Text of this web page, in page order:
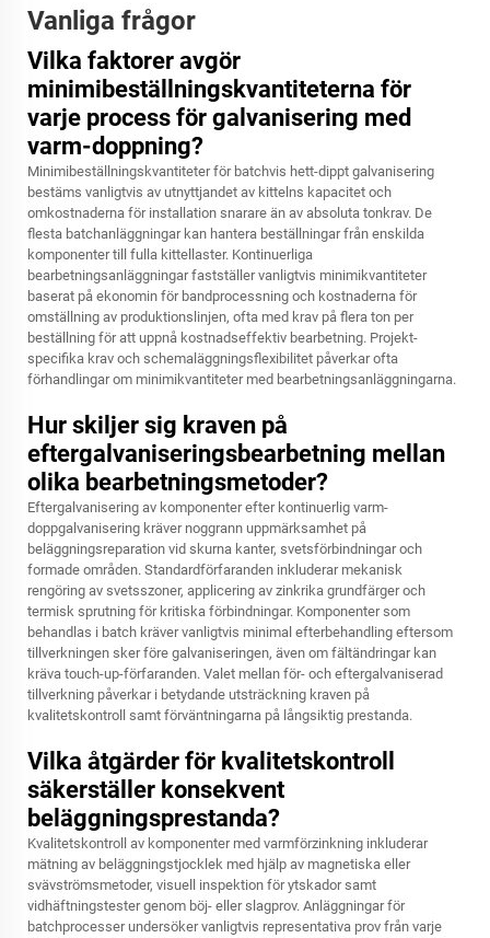
Vanliga frågor
Vilka faktorer avgör
minimibeställningskvantiteterna för
varje process för galvanisering med
varm-doppning?
Minimibeställningskvantiteter för batchvis hett-dippt galvanisering
bestäms vanligtvis av utnyttjandet av kittelns kapacitet och
omkostnaderna för installation snarare än av absoluta tonkrav. De
flesta batchanläggningar kan hantera beställningar från enskilda
komponenter till fulla kittellaster. Kontinuerliga
bearbetningsanläggningar fastställer vanligtvis minimikvantiteter
baserat på ekonomin för bandprocessning och kostnaderna för
omställning av produktionslinjen, ofta med krav på flera ton per
beställning för att uppnå kostnadseffektiv bearbetning. Projekt-
specifika krav och schemaläggningsflexibilitet påverkar ofta
förhandlingar om minimikvantiteter med bearbetningsanläggningarna.
Hur skiljer sig kraven på
eftergalvaniseringsbearbetning mellan
olika bearbetningsmetoder?
Eftergalvanisering av komponenter efter kontinuerlig varm-
doppgalvanisering kräver noggrann uppmärksamhet på
beläggningsreparation vid skurna kanter, svetsförbindningar och
formade områden. Standardförfaranden inkluderar mekanisk
rengöring av svetsszoner, applicering av zinkrika grundfärger och
termisk sprutning för kritiska förbindningar. Komponenter som
behandlas i batch kräver vanligtvis minimal efterbehandling eftersom
tillverkningen sker före galvaniseringen, även om fältändringar kan
kräva touch-up-förfaranden. Valet mellan för- och eftergalvaniserad
tillverkning påverkar i betydande utsträckning kraven på
kvalitetskontroll samt förväntningarna på långsiktig prestanda.
Vilka åtgärder för kvalitetskontroll
säkerställer konsekvent
beläggningsprestanda?
Kvalitetskontroll av komponenter med varmförzinkning inkluderar
mätning av beläggningstjocklek med hjälp av magnetiska eller
svävströmsmetoder, visuell inspektion för ytskador samt
vidhäftningstester genom böj- eller slagprov. Anläggningar för
batchprocesser undersöker vanligtvis representativa prov från varje